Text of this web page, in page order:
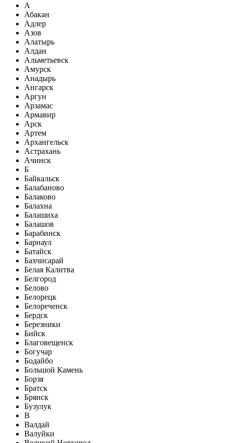
А
Абакан
Адлер
Азов
Алатырь
Алдан
Альметьевск
Амурск
Анадырь
Ангарск
Аргун
Арзамас
Армавир
Арск
Артем
Архангельск
Астрахань
Ачинск
Б
Байкальск
Балабаново
Балаково
Балахна
Балашиха
Балашов
Барабинск
Барнаул
Батайск
Бахчисарай
Белая Калитва
Белгород
Белово
Белорецк
Белореченск
Бердск
Березники
Бийск
Благовещенск
Богучар
Бодайбо
Большой Камень
Борзя
Братск
Брянск
Бузулук
В
Валдай
Валуйки